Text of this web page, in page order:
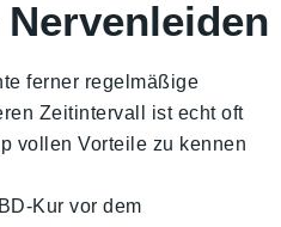
ferner regelmäßige
Zeitintervall ist echt oft
vollen Vorteile zu kennen
Kur vor dem